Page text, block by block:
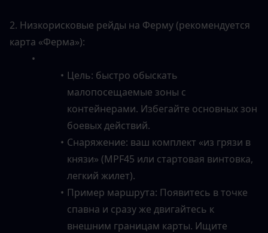
2. Низкорисковые рейды на Ферму (рекомендуется
карта «Ферма»):
Цель: быстро обыскать
малопосещаемые зоны с
контейнерами. Избегайте основных зон
боевых действий.
Снаряжение: ваш комплект «из грязи в
князи» (MPF45 или стартовая винтовка,
легкий жилет).
Пример маршрута: Появитесь в точке
спавна и сразу же двигайтесь к
внешним границам карты. Ищите